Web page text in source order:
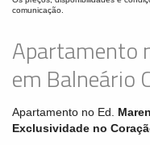
comunicação.
Apartamento
em Balneário
Apartamento no Ed.
Exclusividade no